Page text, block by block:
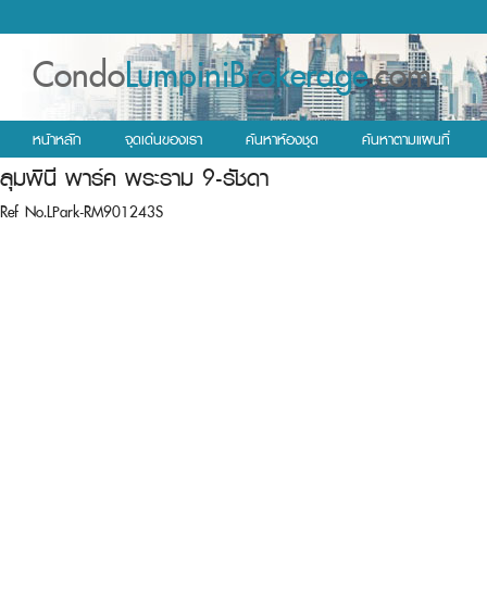
CondoLumpiniBrokerage.com
หน้าหลัก จุดเด่นของเรา ค้นหาห้องชุด ค้นหาตามแผนที่
ลุมพินี พาร์ค พระราม 9-รัชดา
Ref No.LPark-RM901243S